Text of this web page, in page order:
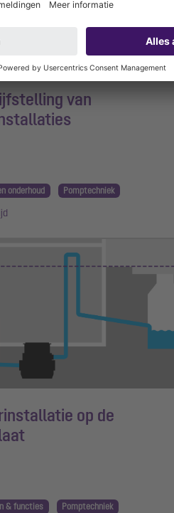
van
onderhoud Pomptechniek
op de
& functies Pomptechniek